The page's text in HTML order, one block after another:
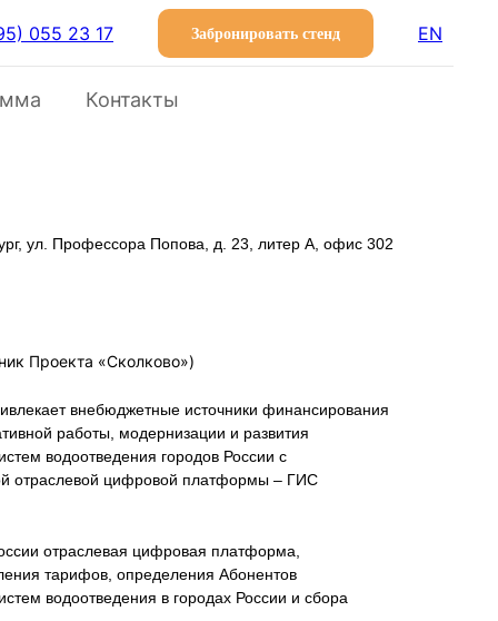
055 23 17 Забронировать стенд EN
Контакты
ул. Профессора Попова, д. 23, литер А, офис 302
Проекта «Сколково»)
внебюджетные источники финансирования
работы, модернизации и развития
водоотведения городов России с
отраслевой цифровой платформы – ГИС
отраслевая цифровая платформа,
тарифов, определения Абонентов
водоотведения в городах России и сбора